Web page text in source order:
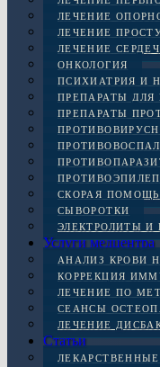
ЛЕЧЕНИЕ
ЛЕЧЕНИЕ
ЛЕЧЕНИЕ
ОНКОЛОГИЯ
ПСИХИАТРИЯ И
ПРЕПАРАТЫ ДЛЯ
ПРЕПАРАТЫ
СКОРАЯ ПОМОЩЬ
СЫВОРОТКИ
ЭЛЕКТРОЛИТЫ
Услуги медцентра
АНАЛИЗ КРОВИ
КОРРЕКЦИЯ
ЛЕЧЕНИЕ ПО
СЕАНСЫ
ЛЕЧЕНИЕ
Статьи